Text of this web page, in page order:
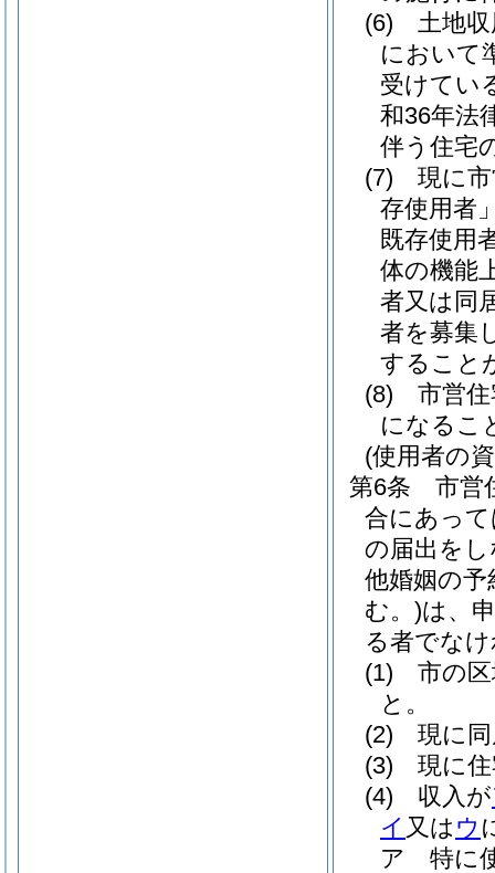
(6)
土地
において
受けてい
和36年法
伴う住宅
(7)
現に
存使用者
既存使用
体の機能
者又は同
者を募集
すること
(8)
市営
になるこ
(使用者の
第6条
市営
合にあっ
の届出を
他婚姻の
む。)は、
る者でな
(1)
市の
と。
(2)
現に
(3)
現に
(4)
収入が
イ 又は ウ
ア
特に